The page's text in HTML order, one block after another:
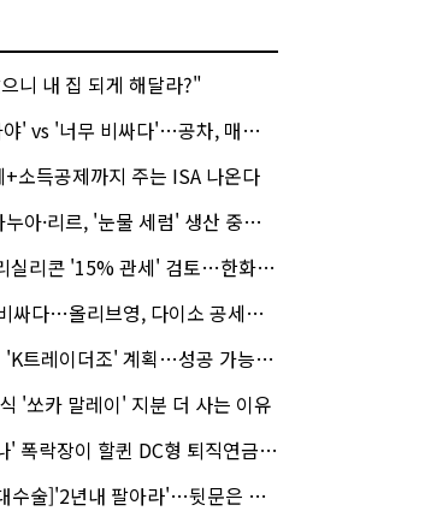
니 내 집 되게 해달라?"
'너무 비싸다'…공차, 매각 성공할까
+소득공제까지 주는 ISA 나온다
아·리르, '눈물 세럼' 생산 중단한다
콘 '15% 관세' 검토…한화큐셀·OCI 영향은?
…올리브영, 다이소 공세에 '가성비'로 맞불
레이더조' 계획…성공 가능성은 '글쎄'
'쏘카 말레이' 지분 더 사는 이유
장이 할퀸 DC형 퇴직연금…전문가 조언은
술]'2년내 팔아라'…뒷문은 열었다